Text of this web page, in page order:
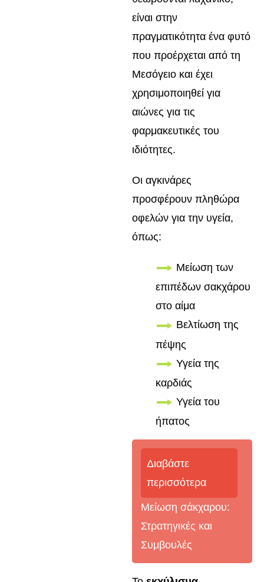
είναι στην
πραγματικότητα ένα φυτό
που προέρχεται από τη
Μεσόγειο και έχει
χρησιμοποιηθεί για
αιώνες για τις
φαρμακευτικές του
ιδιότητες.
Οι αγκινάρες
προσφέρουν πληθώρα
οφελών για την υγεία,
όπως:
Μείωση των
επιπέδων σακχάρου
στο αίμα
Βελτίωση της
πέψης
Υγεία της
καρδιάς
Υγεία του
ήπατος
Διαβάστε
περισσότερα
Μείωση σάκχαρου:
Στρατηγικές και
Συμβουλές